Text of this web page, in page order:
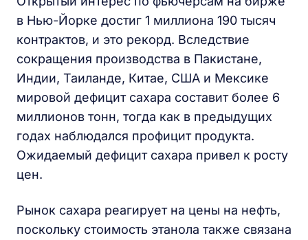
в Нью-Йорке достиг 1 миллиона 190 тысяч
контрактов, и это рекорд. Вследствие
сокращения производства в Пакистане,
Индии, Таиланде, Китае, США и Мексике
мировой дефицит сахара составит более 6
миллионов тонн, тогда как в предыдущих
годах наблюдался профицит продукта.
Ожидаемый дефицит сахара привел к росту
цен.
Рынок сахара реагирует на цены на нефть,
поскольку стоимость этанола также связана